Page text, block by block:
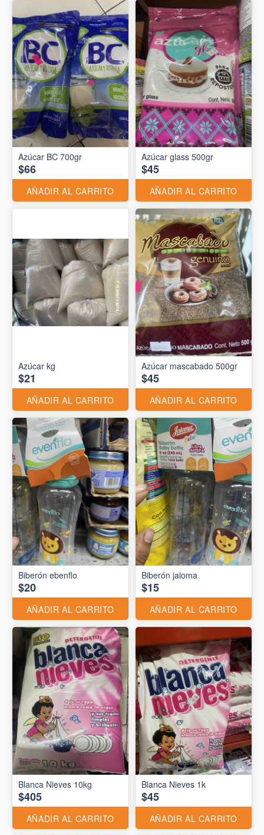
Azúcar BC 700gr
$66
AÑADIR AL CARRITO
Azúcar glass 500gr
$45
AÑADIR AL CARRITO
Azúcar kg
$21
AÑADIR AL CARRITO
Azúcar mascabado 500gr
$45
AÑADIR AL CARRITO
Biberón ebenflo
$20
AÑADIR AL CARRITO
Biberón jaloma
$15
AÑADIR AL CARRITO
Blanca Nieves 10kg
$405
AÑADIR AL CARRITO
Blanca Nieves 1k
$45
AÑADIR AL CARRITO